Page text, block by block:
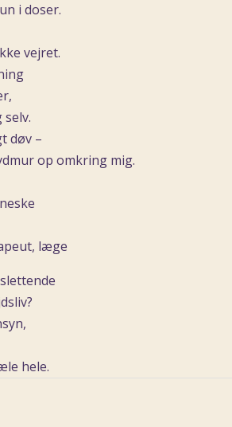
i doser.
vejret.
døv –
op omkring mig.
hele.